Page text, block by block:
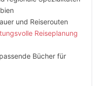
und Reiserouten
Reiseplanung
Bücher für